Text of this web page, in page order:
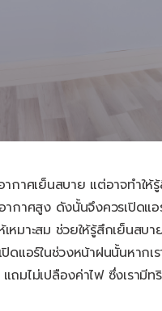
ากาศเย็นสบาย แต่อาจทำให้
ากาศสูง ดังนั้นจึงควรเปิดแอ
หมาะสม ช่วยให้รู้สึกเย็นสบา
ปิดแอร์ในช่วงหน้าฝนนั้นหากเ
ถมไม่เปลืองค่าไฟ ซึ่งเรามีท